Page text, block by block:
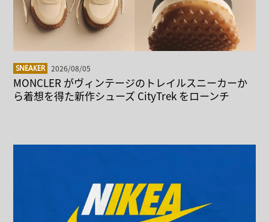
SNEAKER 2026/08/05
MONCLER がヴィンテージのトレイルスニーカーか
ら着想を得た新作シューズ CityTrek をローンチ